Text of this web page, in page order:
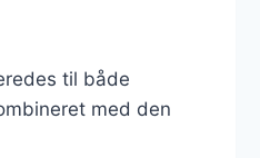
til både
med den